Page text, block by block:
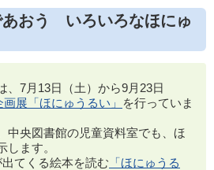
おう いろいろなほにゅ
、7月13日（土）から9月23日
画展「ほにゅうるい」
を行っていま
中央図書館の児童資料室でも、ほ
ます。
てくる絵本を読む 「ほにゅうる